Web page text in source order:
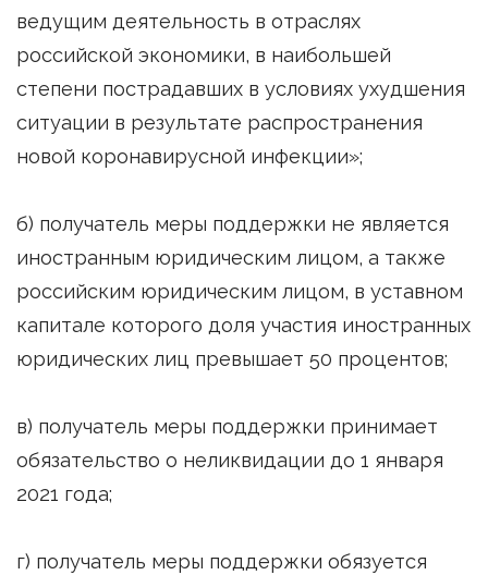
ведущим деятельность в отраслях
российской экономики, в наибольшей
степени пострадавших в условиях ухудшения
ситуации в результате распространения
новой коронавирусной инфекции»;
б) получатель меры поддержки не является
иностранным юридическим лицом, а также
российским юридическим лицом, в уставном
капитале которого доля участия иностранных
юридических лиц превышает 50 процентов;
в) получатель меры поддержки принимает
обязательство о неликвидации до 1 января
2021 года;
г) получатель меры поддержки обязуется